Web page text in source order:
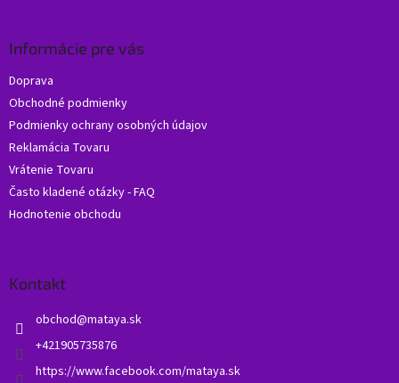
Informácie pre vás
Doprava
Obchodné podmienky
Podmienky ochrany osobných údajov
Reklamácia Tovaru
Vrátenie Tovaru
Často kladené otázky - FAQ
Hodnotenie obchodu
Kontakt
obchod@mataya.sk
+421905735876
https://www.facebook.com/mataya.sk